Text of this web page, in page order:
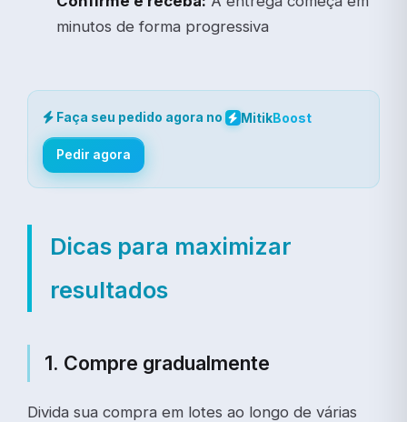
minutos de forma progressiva
Faça seu pedido agora no MitikBoost
Pedir agora
Dicas para maximizar
resultados
1. Compre gradualmente
Divida sua compra em lotes ao longo de várias